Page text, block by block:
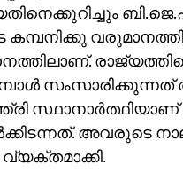
സംസാരിക്കുന്നത്
അവരുടെ